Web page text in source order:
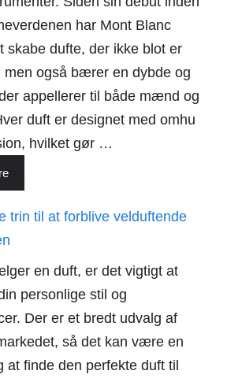
har Mont Blanc
skabe dufte, der ikke blot er
men også bærer en dybde og
appellerer til både mænd og
duft er designet med omhu
hvilket gør …
trin til at forblive velduftende
en duft, er det vigtigt at
personlige stil og
Der er et bredt udvalg af
så det kan være en
at finde den perfekte duft til